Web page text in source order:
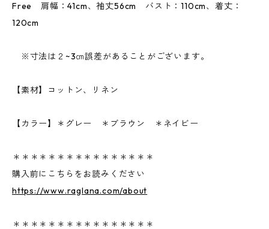
Free 肩幅：41cm、袖丈56cm バスト：110cm、着丈：
120cm
※寸法は２~3㎝誤差があることがございます。
【素材】コットン、リネン
【カラー】＊グレー ＊ブラウン ＊ネイビー
＊＊＊＊＊＊＊＊＊＊＊＊＊＊＊＊
購入前にこちらをお読みください
https://www.raglana.com/about
＊＊＊＊＊＊＊＊＊＊＊＊＊＊＊＊